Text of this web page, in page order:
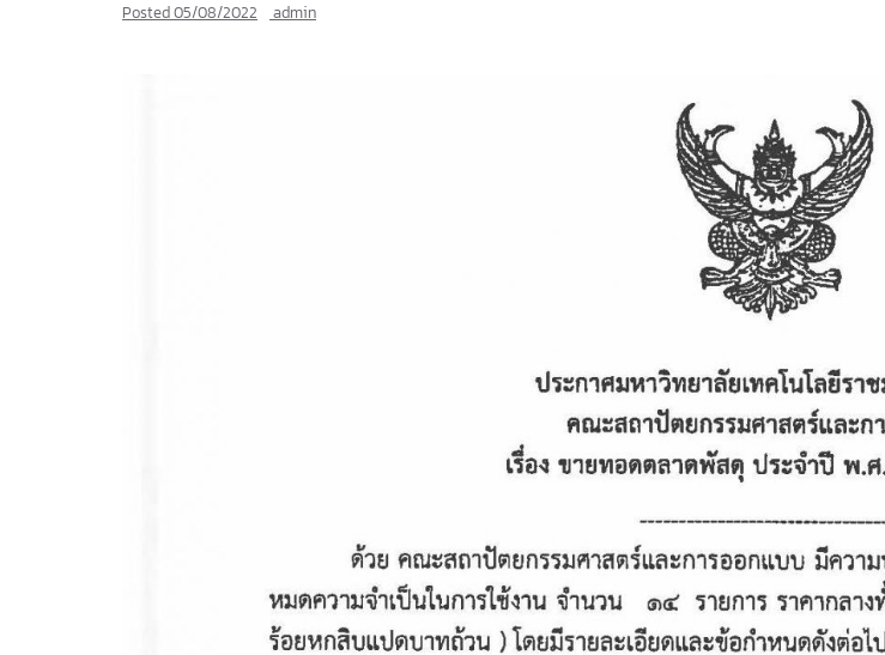
Posted05/08/2022 admin